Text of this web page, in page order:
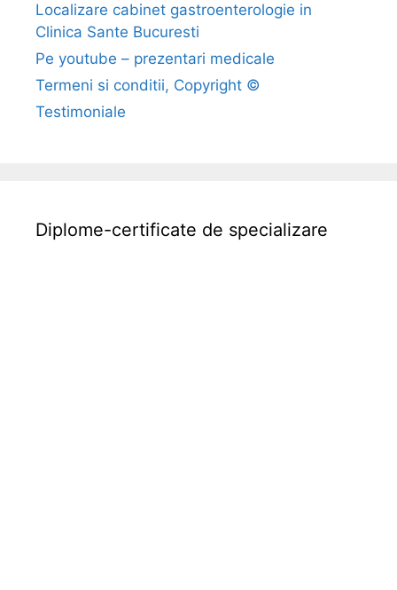
Localizare cabinet gastroenterologie in
Clinica Sante Bucuresti
Pe youtube – prezentari medicale
Termeni si conditii, Copyright ©
Testimoniale
Diplome-certificate de specializare